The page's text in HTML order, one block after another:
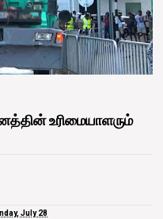
உரிமையாளரும்
July 28